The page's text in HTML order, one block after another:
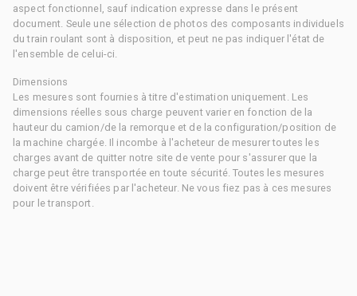
aspect fonctionnel, sauf indication expresse dans le présent
document. Seule une sélection de photos des composants individuels
du train roulant sont à disposition, et peut ne pas indiquer l'état de
l'ensemble de celui-ci.
Dimensions
Les mesures sont fournies à titre d'estimation uniquement. Les
dimensions réelles sous charge peuvent varier en fonction de la
hauteur du camion/de la remorque et de la configuration/position de
la machine chargée. Il incombe à l'acheteur de mesurer toutes les
charges avant de quitter notre site de vente pour s'assurer que la
charge peut être transportée en toute sécurité. Toutes les mesures
doivent être vérifiées par l'acheteur. Ne vous fiez pas à ces mesures
pour le transport.